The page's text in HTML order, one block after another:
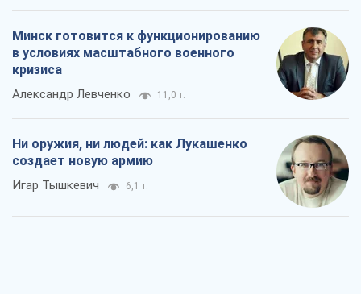
Минск готовится к функционированию
в условиях масштабного военного
кризиса
Александр Левченко 11,0 т.
Ни оружия, ни людей: как Лукашенко
создает новую армию
Игар Тышкевич 6,1 т.